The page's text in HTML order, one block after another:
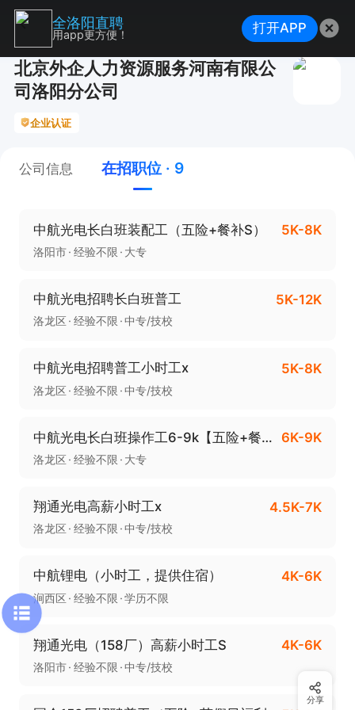
北京外企人力资源服务河南有限公
司洛阳分公司
企业认证
公司信息 在招职位 · 9
中航光电长白班装配工（五险+餐补S） 5K-8K
洛阳市 经验不限 大专
中航光电招聘长白班普工 5K-12K
洛龙区 经验不限 中专/技校
中航光电招聘普工小时工x 5K-8K
洛龙区 经验不限 中专/技校
中航光电长白班操作工6-9k【五险+餐补】x 6K-9K
洛龙区 经验不限 大专
翔通光电高薪小时工x 4.5K-7K
洛龙区 经验不限 中专/技校
中航锂电（小时工，提供住宿） 4K-6K
涧西区 经验不限 学历不限
翔通光电（158厂）高薪小时工S 4K-6K
洛阳市 经验不限 中专/技校
分享
全洛阳直聘
用app更方便！ 打开APP